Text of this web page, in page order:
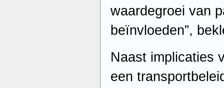
waardegroei van
beïnvloeden”,
Naast implicaties
een